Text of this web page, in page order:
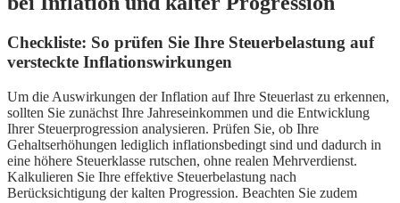
Checkliste: So prüfen Sie Ihre Steuerbelastung auf
versteckte Inflationswirkungen
Um die Auswirkungen der Inflation auf Ihre Steuerlast zu erkennen,
sollten Sie zunächst Ihre Jahreseinkommen und die Entwicklung
Ihrer Steuerprogression analysieren. Prüfen Sie, ob Ihre
Gehaltserhöhungen lediglich inflationsbedingt sind und dadurch in
eine höhere Steuerklasse rutschen, ohne realen Mehrverdienst.
Kalkulieren Sie Ihre effektive Steuerbelastung nach
Berücksichtigung der kalten Progression. Beachten Sie zudem